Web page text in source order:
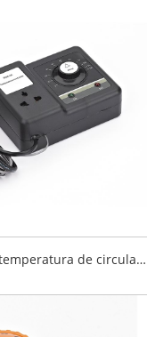
Controlador de temperatura de circulación de bomba de agua mecánica